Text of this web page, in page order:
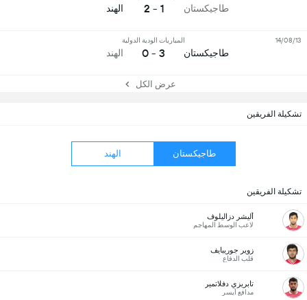
تشكيلة الفريقين
طاجيكستان الهند
تشكيلة الفريقين
أليشر دزاليلوف
لاعب الوسط المهاجم
زوير جوريبايف
قلب الدفاع
تابريزي دفلاتمير
مدافع أيسر
طاجيكستان 1 - 2 الهند
طاجيكستان
المباريات الودية الدولية
3 - 0 الهند
14/08/13
عرض الكل